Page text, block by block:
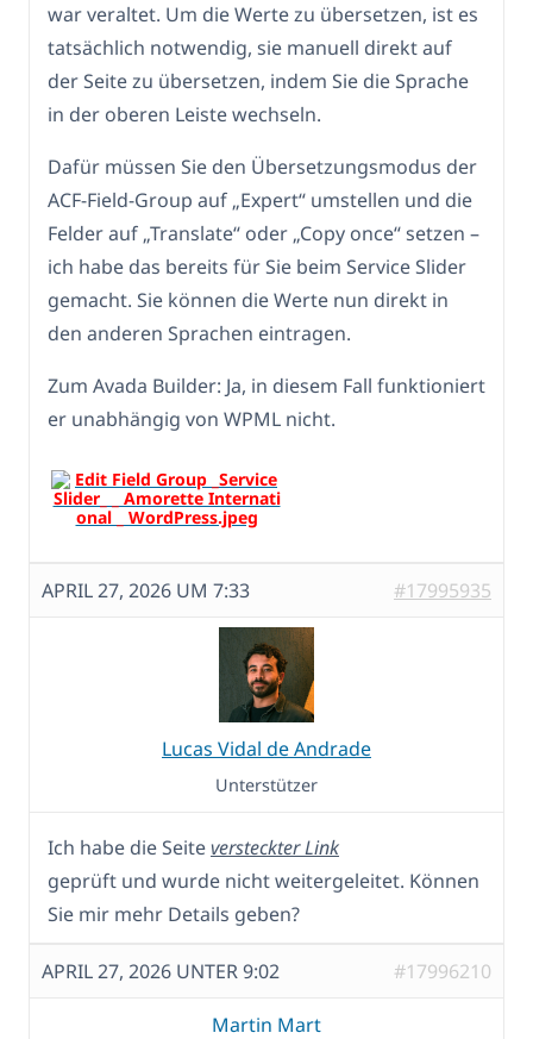
war veraltet. Um die Werte zu übersetzen, ist es
tatsächlich notwendig, sie manuell direkt auf
der Seite zu übersetzen, indem Sie die Sprache
in der oberen Leiste wechseln.
Dafür müssen Sie den Übersetzungsmodus der
ACF-Field-Group auf „Expert“ umstellen und die
Felder auf „Translate“ oder „Copy once“ setzen –
ich habe das bereits für Sie beim Service Slider
gemacht. Sie können die Werte nun direkt in
den anderen Sprachen eintragen.
Zum Avada Builder: Ja, in diesem Fall funktioniert
er unabhängig von WPML nicht.
APRIL 27, 2026 UM 7:33 #17995935
Lucas Vidal de Andrade
Unterstützer
Ich habe die Seite versteckter Link
geprüft und wurde nicht weitergeleitet. Können
Sie mir mehr Details geben?
APRIL 27, 2026 UNTER 9:02 #17996210
Martin Mart